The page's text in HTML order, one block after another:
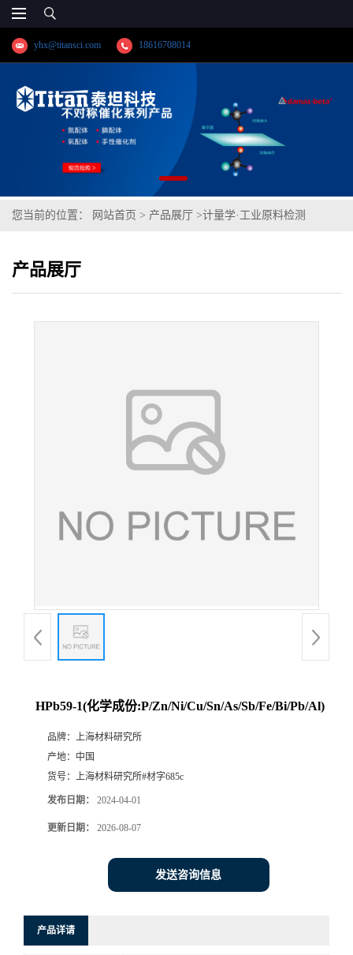
yhx@titansci.com 18616708014
您当前的位置： 网站首页 > 产品展厅 >计量学·工业原料检测
产品展厅
HPb59-1(化学成份:P/Zn/Ni/Cu/Sn/As/Sb/Fe/Bi/Pb/Al)
品牌： 上海材料研究所
产地： 中国
货号： 上海材料研究所#材字685c
发布日期： 2024-04-01
更新日期： 2026-08-07
发送咨询信息
产品详请